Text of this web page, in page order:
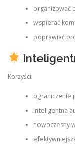
organizować
wspierać
poprawiać
Korzyści:
ograniczenie
inteligentna
nowoczesny